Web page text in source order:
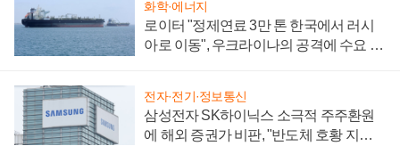
화학·에너지
로이터 "정제연료 3만 톤 한국에서 러시
아로 이동", 우크라이나의 공격에 수요 늘
전자·전기·정보통신
삼성전자 SK하이닉스 소극적 주주환원
에 해외 증권가 비판, "반도체 호황 지속